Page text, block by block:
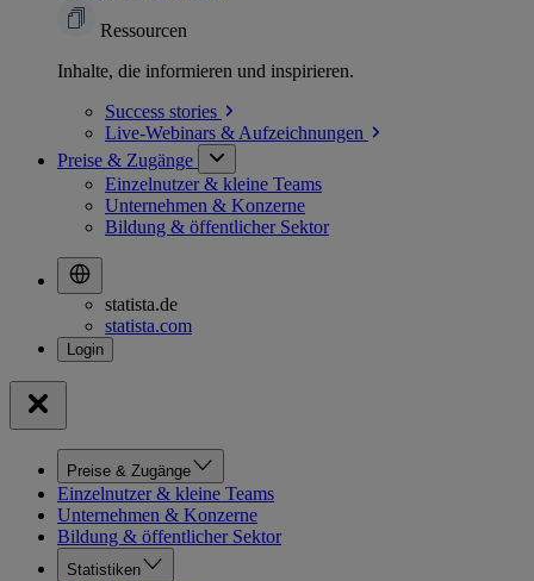
Ressourcen
Inhalte, die informieren und inspirieren.
Success stories
Live-Webinars & Aufzeichnungen
Preise & Zugänge
Einzelnutzer & kleine Teams
Unternehmen & Konzerne
Bildung & öffentlicher Sektor
statista.de
statista.com
Preise & Zugänge
Einzelnutzer & kleine Teams
Unternehmen & Konzerne
Bildung & öffentlicher Sektor
Statistiken